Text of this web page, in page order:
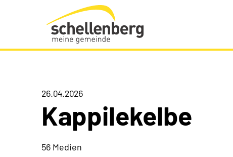
Gemeinde Schellenberg Startseite
26.04.2026
Kappilekelbe
56 Medien